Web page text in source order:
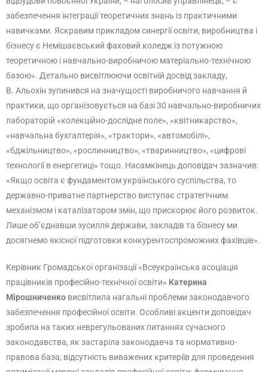
забезпечення інтеграції теоретичних знань із практичними
навичками. Яскравим прикладом синергії освіти, виробництва і
бізнесу є Немішаєвський фаховий коледж із потужною
теоретичною і навчально-виробничою матеріально-технічною
базою». Детально висвітлюючи освітній досвід закладу,
В. Альохін зупинився на значущості виробничого навчання й
практики, що організовується на базі 30 навчально-виробничих
лабораторій «колекційно-дослідне поле», «квітникарство»,
«навчальна бухгалтерія», «трактори», «автомобілі»,
«бджільництво», «рослинництво», «тваринництво», «цифрові
технології в енергетиці» тощо. Насамкінець доповідач зазначив:
«Якщо освіта є фундаментом українського суспільства, то
державно-приватне партнерство виступає стратегічним
механізмом і каталізатором змін, що прискорює його розвиток.
Лише об’єднавши зусилля держави, закладів та бізнесу ми
досягнемо якісної підготовки конкурентоспроможних фахівців».
Керівник Громадської організації «Всеукраїнська асоціація
працівників професійно-технічної освіти» Катерина
Мірошниченко висвітлила нагальні проблеми законодавчого
забезпечення професійної освіти. Особливі акценти доповідач
зробила на таких неврегульованих питаннях сучасного
законодавства, як застаріла законодавча та нормативно-
правова база; відсутність виважених критеріїв для проведення